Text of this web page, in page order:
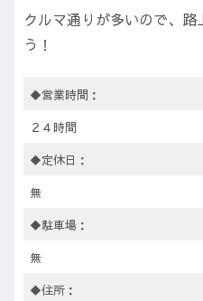
クルマ通りが多いので、
う！
◆営業時間：
２４時間
◆定休日：
無
◆駐車場：
無
◆住所：